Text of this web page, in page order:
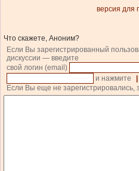
версия для
Что скажете, Аноним?
Если Вы зарегистрированный
дискуссии — введите
свой логин (email)
и нажмите
Если Вы еще не зарегистрировались,